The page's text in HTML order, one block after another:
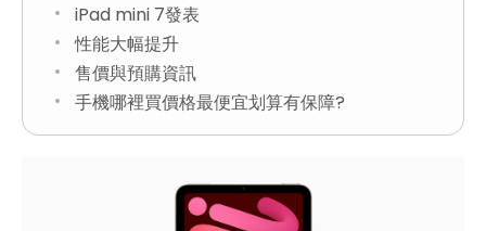
iPad mini 7發表
性能大幅提升
售價與預購資訊
手機哪裡買價格最便宜划算有保障?